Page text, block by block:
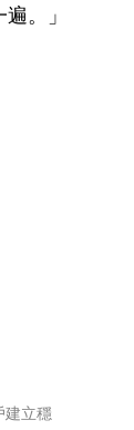
。」
建立穩